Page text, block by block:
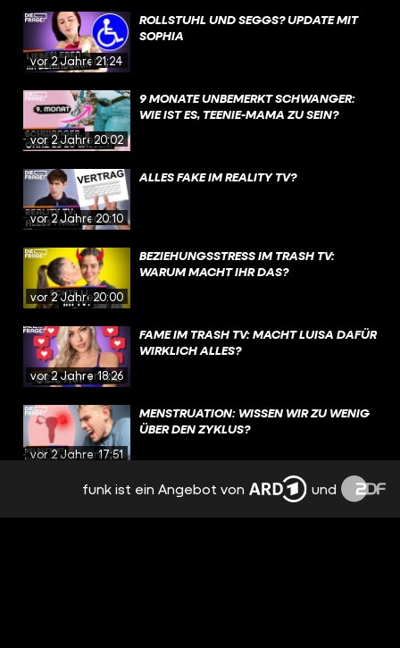
vor 2 Jahren21:24
ROLLSTUHL UND SEGGS? UPDATE MIT
SOPHIA
vor 2 Jahren20:02
9 MONATE UNBEMERKT SCHWANGER:
WIE IST ES, TEENIE-MAMA ZU SEIN?
vor 2 Jahren20:10
ALLES FAKE IM REALITY TV?
vor 2 Jahren20:00
BEZIEHUNGSSTRESS IM TRASH TV:
WARUM MACHT IHR DAS?
vor 2 Jahren18:26
FAME IM TRASH TV: MACHT LUISA DAFÜR
WIRKLICH ALLES?
vor 2 Jahren17:51
MENSTRUATION: WISSEN WIR ZU WENIG
ÜBER DEN ZYKLUS?
EMOTIONEN, TRENNUNG,
NERVENZUSAMMENBRUCH: PMS
funk ist ein Angebot von und